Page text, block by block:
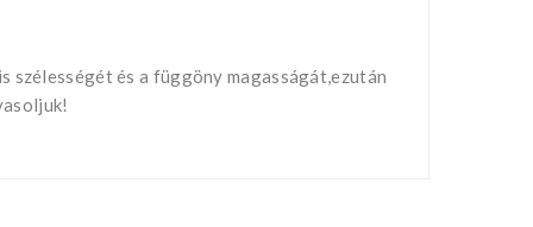
szélességét és a függöny magasságát,ezután